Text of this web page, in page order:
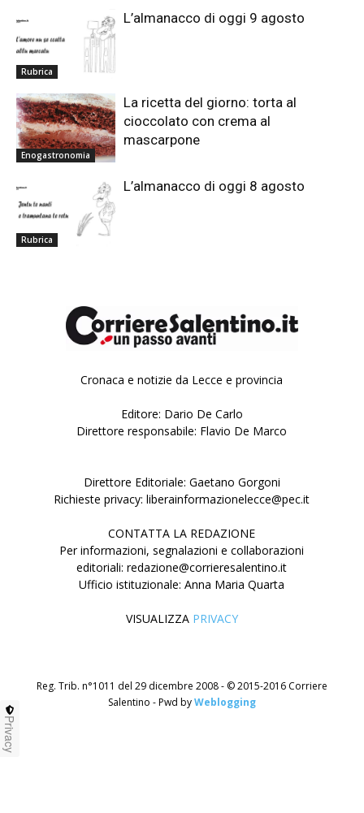
Rubrica
L’almanacco di oggi 9 agosto
Enogastronomia
La ricetta del giorno: torta al
cioccolato con crema al
mascarpone
Rubrica
L’almanacco di oggi 8 agosto
Cronaca e notizie da Lecce e provincia
Editore: Dario De Carlo
Direttore responsabile: Flavio De Marco
Direttore Editoriale: Gaetano Gorgoni
Richieste privacy: liberainformazionelecce@pec.it
CONTATTA LA REDAZIONE
Per informazioni, segnalazioni e collaborazioni
editoriali: redazione@corrieresalentino.it
Ufficio istituzionale: Anna Maria Quarta
VISUALIZZA PRIVACY
Reg. Trib. n°1011 del 29 dicembre 2008 - © 2015-2016 Corriere
Salentino - Pwd byWeblogging
Privacy